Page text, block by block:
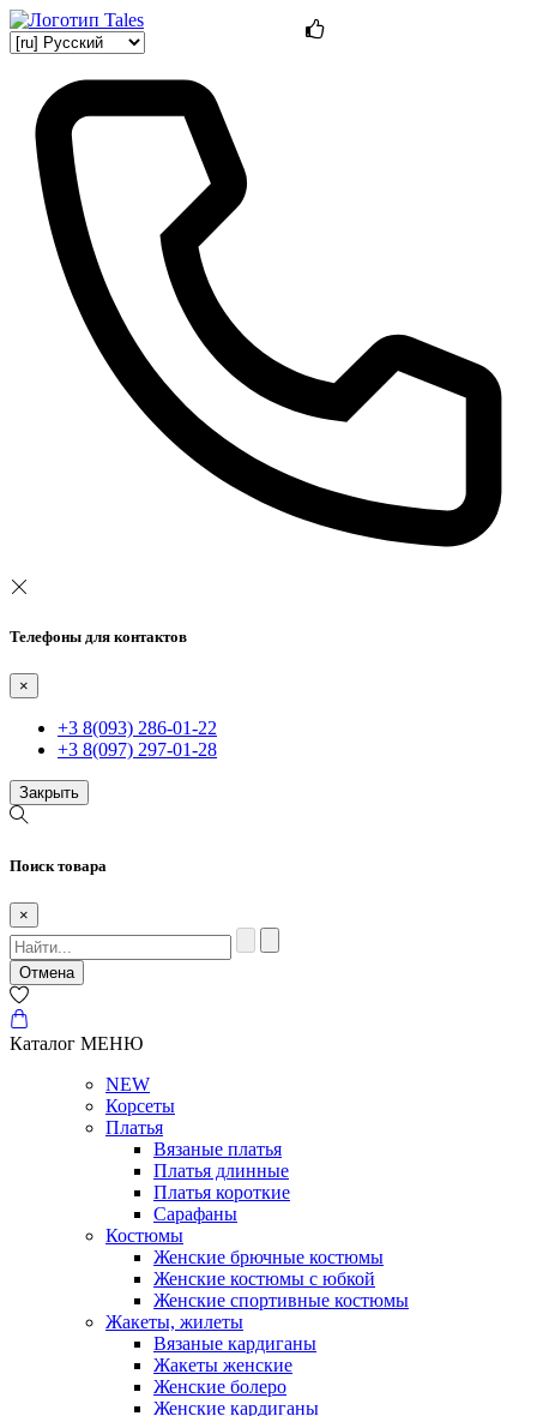
Телефоны для контактов
×
+3 8(093) 286-01-22
+3 8(097) 297-01-28
Закрыть
Поиск товара
×
Отмена
Каталог МЕНЮ
NEW
Корсеты
Платья
Вязаные платья
Платья длинные
Платья короткие
Сарафаны
Костюмы
Женские брючные костюмы
Женские костюмы с юбкой
Женские спортивные костюмы
Жакеты, жилеты
Вязаные кардиганы
Жакеты женские
Женские болеро
Женские кардиганы